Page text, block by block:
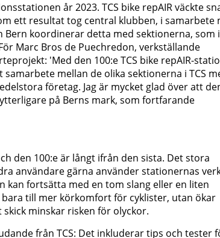
år 2023. TCS bike repAIR väckte
ett resultat tog central klubben, i samarbete
koordinerar detta med sektionerna, som
Marc Bros de Puechredon, verkställande
'Med den 100:e TCS bike repAIR-
mellan de olika sektionerna i TCS
företag. Jag är mycket glad över att
på Berns mark, som fortfarande
den 100:e är långt ifrån den sista. Det stora
användare gärna använder stationernas
kan fortsätta med en tom slang eller en liten
till mer körkomfort för cyklister, utan ökar
minskar risken för olyckor.
från TCS: Det inkluderar tips och tester